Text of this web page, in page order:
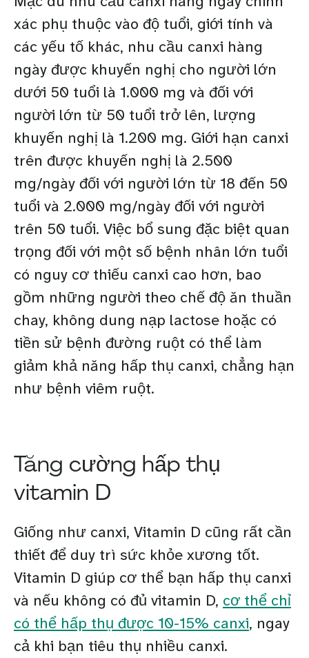
xác phụ thuộc vào độ tuổi, giới tính và
các yếu tố khác, nhu cầu canxi hàng
ngày được khuyến nghị cho người lớn
dưới 50 tuổi là 1.000 mg và đối với
người lớn từ 50 tuổi trở lên, lượng
khuyến nghị là 1.200 mg. Giới hạn canxi
trên được khuyến nghị là 2.500
mg/ngày đối với người lớn từ 18 đến 50
tuổi và 2.000 mg/ngày đối với người
trên 50 tuổi. Việc bổ sung đặc biệt quan
trọng đối với một số bệnh nhân lớn tuổi
có nguy cơ thiếu canxi cao hơn, bao
gồm những người theo chế độ ăn thuần
chay, không dung nạp lactose hoặc có
tiền sử bệnh đường ruột có thể làm
giảm khả năng hấp thụ canxi, chẳng hạn
như bệnh viêm ruột.
Tăng cường hấp thụ
vitamin D
Giống như canxi, Vitamin D cũng rất cần
thiết để duy trì sức khỏe xương tốt.
Vitamin D giúp cơ thể bạn hấp thụ canxi
và nếu không có đủ vitamin D, cơ thể chỉ
có thể hấp thụ được 10-15% canxi, ngay
cả khi bạn tiêu thụ nhiều canxi.